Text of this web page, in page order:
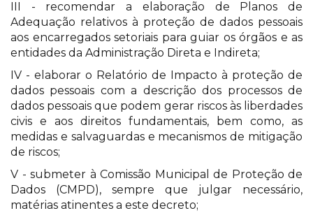
III - recomendar a elaboração de Planos de
Adequação relativos à proteção de dados pessoais
aos encarregados setoriais para guiar os órgãos e as
entidades da Administração Direta e Indireta;
IV - elaborar o Relatório de Impacto à proteção de
dados pessoais com a descrição dos processos de
dados pessoais que podem gerar riscos às liberdades
civis e aos direitos fundamentais, bem como, as
medidas e salvaguardas e mecanismos de mitigação
de riscos;
V - submeter à Comissão Municipal de Proteção de
Dados (CMPD), sempre que julgar necessário,
matérias atinentes a este decreto;